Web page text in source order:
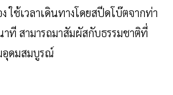
ใช้เวลาเดินทางโดยสปีดโบ๊ตจากท่า
าที สามารถมาสัมผัสกับธรรมชาติที่
อุดมสมบูรณ์